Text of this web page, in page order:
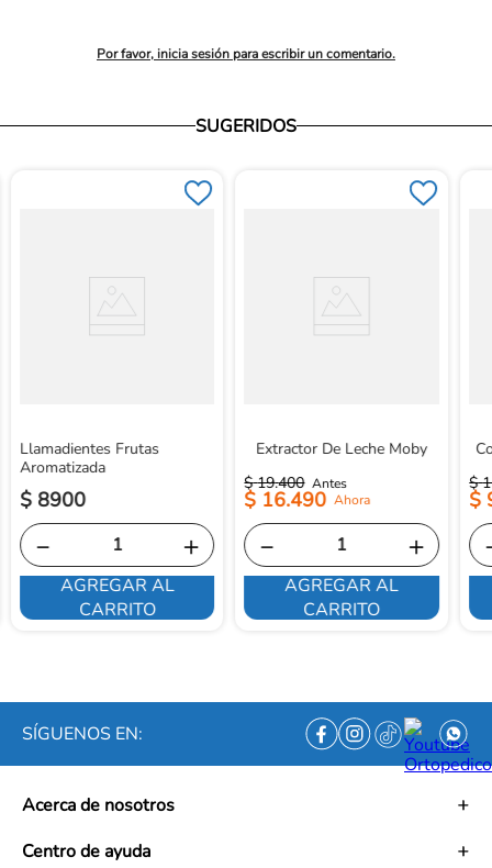
Por favor, inicia sesión para escribir un comentario.
SUGERIDOS
Llamadientes Frutas
Aromatizada
$ 8900
＋
－
AGREGAR AL
CARRITO
Extractor De Leche Moby
$ 19.400
$ 16.490
＋
－
AGREGAR AL
CARRITO
$
$
SÍGUENOS EN:
Acerca de nosotros
Misión
Centro de ayuda